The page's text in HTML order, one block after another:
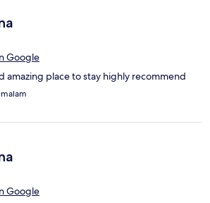
Google
amazing place to stay highly recommend
Google